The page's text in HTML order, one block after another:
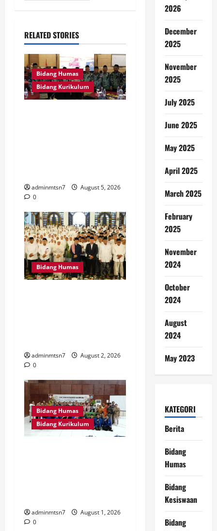
RELATED STORIES
Bidang Humas
Bidang Kurikulum
adminmtsn7
August 5, 2026
0
Bidang Humas
adminmtsn7
August 2, 2026
0
Bidang Humas
Bidang Kurikulum
adminmtsn7
August 1, 2026
0
2026
December
2025
November
2025
July 2025
June 2025
May 2025
April 2025
March 2025
February
2025
November
2024
October
2024
August
2024
May 2023
KATEGORI
Berita
Bidang
Humas
Bidang
Kesiswaan
Bidang